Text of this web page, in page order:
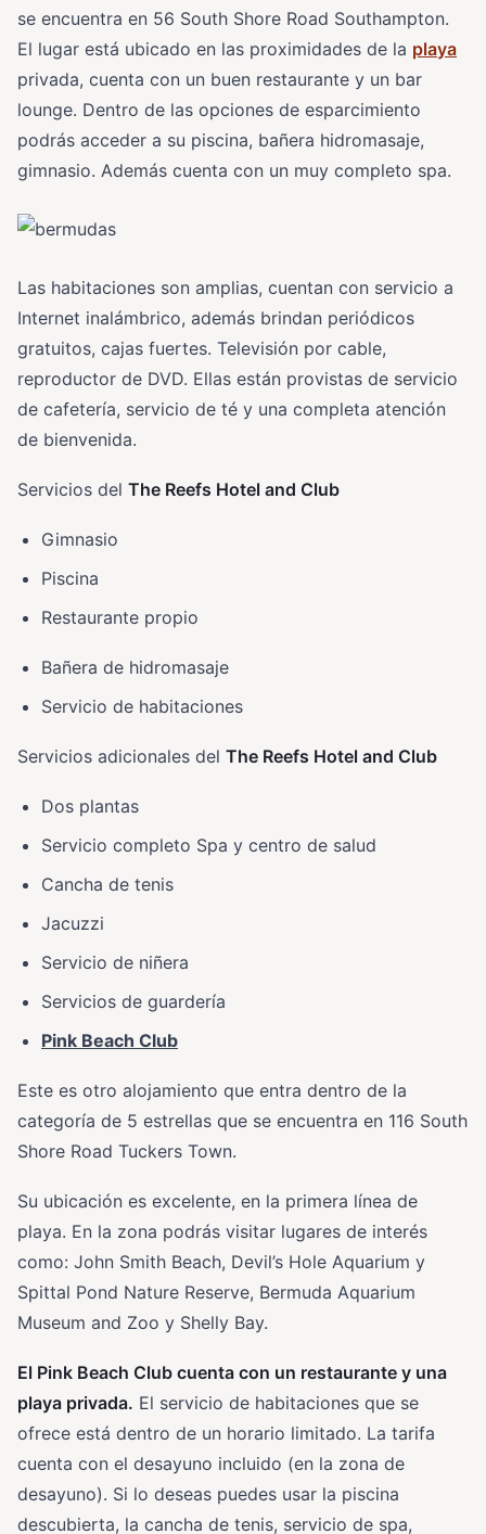
se encuentra en 56 South Shore Road Southampton.
El lugar está ubicado en las proximidades de la playa
privada, cuenta con un buen restaurante y un bar
lounge. Dentro de las opciones de esparcimiento
podrás acceder a su piscina, bañera hidromasaje,
gimnasio. Además cuenta con un muy completo spa.
Las habitaciones son amplias, cuentan con servicio a
Internet inalámbrico, además brindan periódicos
gratuitos, cajas fuertes. Televisión por cable,
reproductor de DVD. Ellas están provistas de servicio
de cafetería, servicio de té y una completa atención
de bienvenida.
Servicios del The Reefs Hotel and Club
Gimnasio
Piscina
Restaurante propio
Bañera de hidromasaje
Servicio de habitaciones
Servicios adicionales del The Reefs Hotel and Club
Dos plantas
Servicio completo Spa y centro de salud
Cancha de tenis
Jacuzzi
Servicio de niñera
Servicios de guardería
Pink Beach Club
Este es otro alojamiento que entra dentro de la
categoría de 5 estrellas que se encuentra en 116 South
Shore Road Tuckers Town.
Su ubicación es excelente, en la primera línea de
playa. En la zona podrás visitar lugares de interés
como: John Smith Beach, Devil’s Hole Aquarium y
Spittal Pond Nature Reserve, Bermuda Aquarium
Museum and Zoo y Shelly Bay.
El Pink Beach Club cuenta con un restaurante y una
playa privada. El servicio de habitaciones que se
ofrece está dentro de un horario limitado. La tarifa
cuenta con el desayuno incluido (en la zona de
desayuno). Si lo deseas puedes usar la piscina
descubierta, la cancha de tenis, servicio de spa,